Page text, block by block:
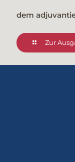
dem
Zur